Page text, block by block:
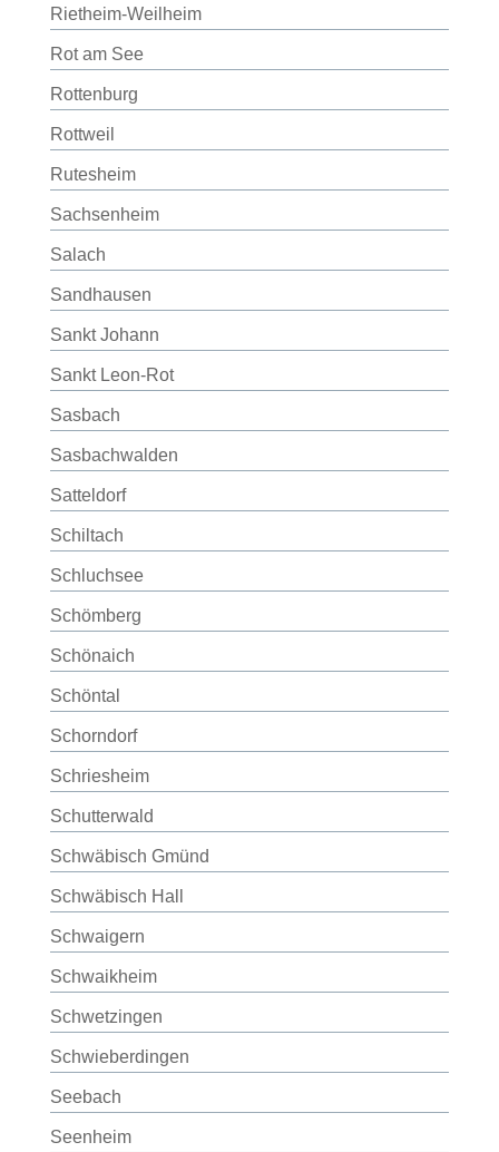
Rietheim-Weilheim
Rot am See
Rottenburg
Rottweil
Rutesheim
Sachsenheim
Salach
Sandhausen
Sankt Johann
Sankt Leon-Rot
Sasbach
Sasbachwalden
Satteldorf
Schiltach
Schluchsee
Schömberg
Schönaich
Schöntal
Schorndorf
Schriesheim
Schutterwald
Schwäbisch Gmünd
Schwäbisch Hall
Schwaigern
Schwaikheim
Schwetzingen
Schwieberdingen
Seebach
Seenheim